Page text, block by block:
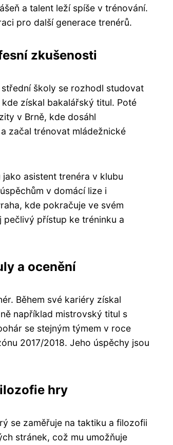
a talent leží spíše v trénování.
pro další generace trenérů.
zkušenosti
školy se rozhodl studovat
získal bakalářský titul. Poté
v Brně, kde dosáhl
začal trénovat mládežnické
asistent trenéra v klubu
v domácí lize i
kde pokračuje ve svém
pečlivý přístup ke tréninku a
a ocenění
Během své kariéry získal
například mistrovský titul s
se stejným týmem v roce
2017/2018. Jeho úspěchy jsou
hry
se zaměřuje na taktiku a filozofii
stránek, což mu umožňuje